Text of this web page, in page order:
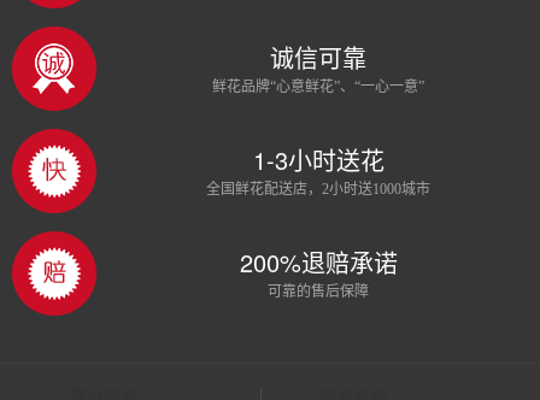
诚信可靠
鲜花品牌“心意鲜花”、“一心一意”
1-3小时送花
全国鲜花配送店，2小时送1000城市
200%退赔承诺
可靠的售后保障